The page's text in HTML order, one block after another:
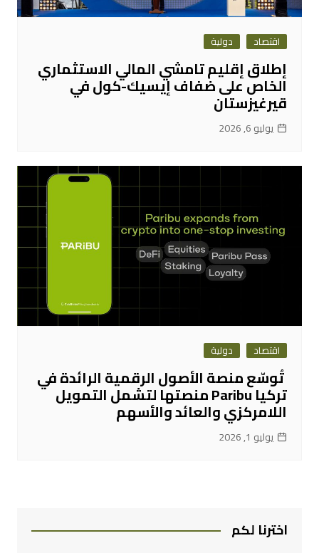
اقتصاد دولية
إطلاق إقليم تامشي المالي الاستثماري
الخاص على ضفاف إيسيك-كول في
قيرغيزستان
يوليو 6, 2026
اقتصاد دولية
تُوسّع منصة الأصول الرقمية الرائدة في
تركيا Paribu منصتها لتشمل التمويل
اللامركزي والعائد والأسهم
يوليو 1, 2026
اخترنا لكم